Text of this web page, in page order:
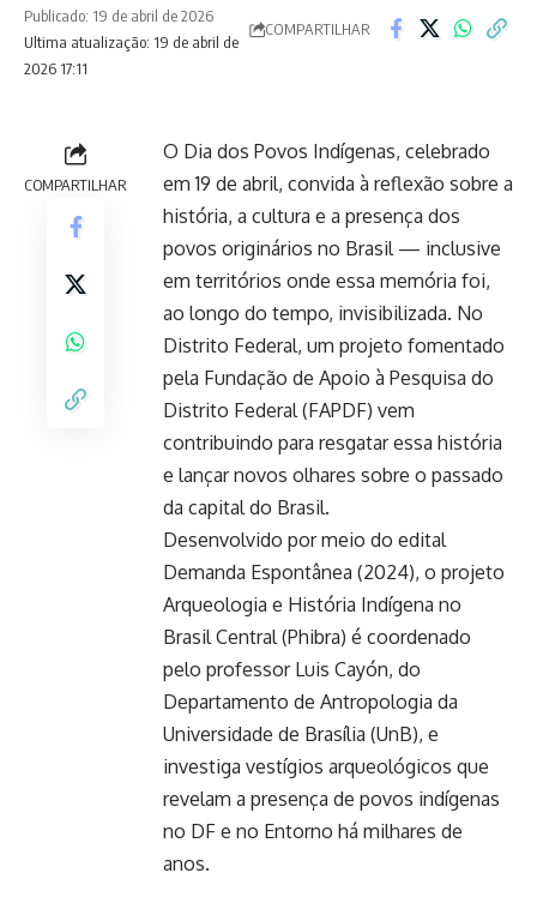
Ultima atualização: 19 de abril de
2026 17:11
Publicado: 19 de abril de 2026
COMPARTILHAR
COMPARTILHAR
O Dia dos Povos Indígenas, celebrado
em 19 de abril, convida à reflexão sobre a
história, a cultura e a presença dos
povos originários no Brasil — inclusive
em territórios onde essa memória foi,
ao longo do tempo, invisibilizada. No
Distrito Federal, um projeto fomentado
pela Fundação de Apoio à Pesquisa do
Distrito Federal (FAPDF) vem
contribuindo para resgatar essa história
e lançar novos olhares sobre o passado
da capital do Brasil.
Desenvolvido por meio do edital
Demanda Espontânea (2024), o projeto
Arqueologia e História Indígena no
Brasil Central (Phibra) é coordenado
pelo professor Luis Cayón, do
Departamento de Antropologia da
Universidade de Brasília (UnB), e
investiga vestígios arqueológicos que
revelam a presença de povos indígenas
no DF e no Entorno há milhares de
anos.